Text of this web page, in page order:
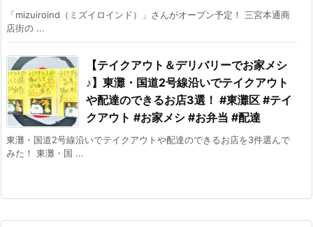
「mizuiroind（ミズイロインド）」さんがオープン予定！ 三宮本通商
店街の ...
【テイクアウト＆デリバリーでお家メシ
♪】東灘・国道2号線沿いでテイクアウト
や配達のできるお店3選！ #東灘区 #テイ
クアウト #お家メシ #お弁当 #配達
東灘・国道2号線沿いでテイクアウトや配達のできるお店を3件選んで
みた！ 東灘・国 ...